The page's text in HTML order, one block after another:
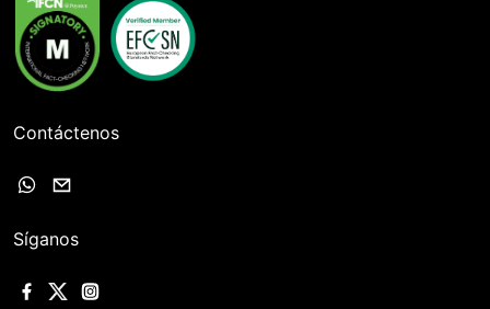
Contáctenos
Síganos